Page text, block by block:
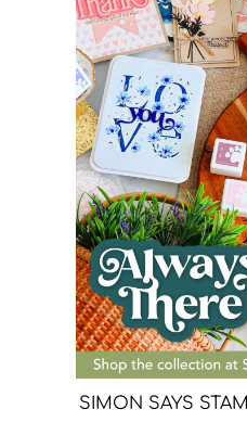
SIMON SAYS